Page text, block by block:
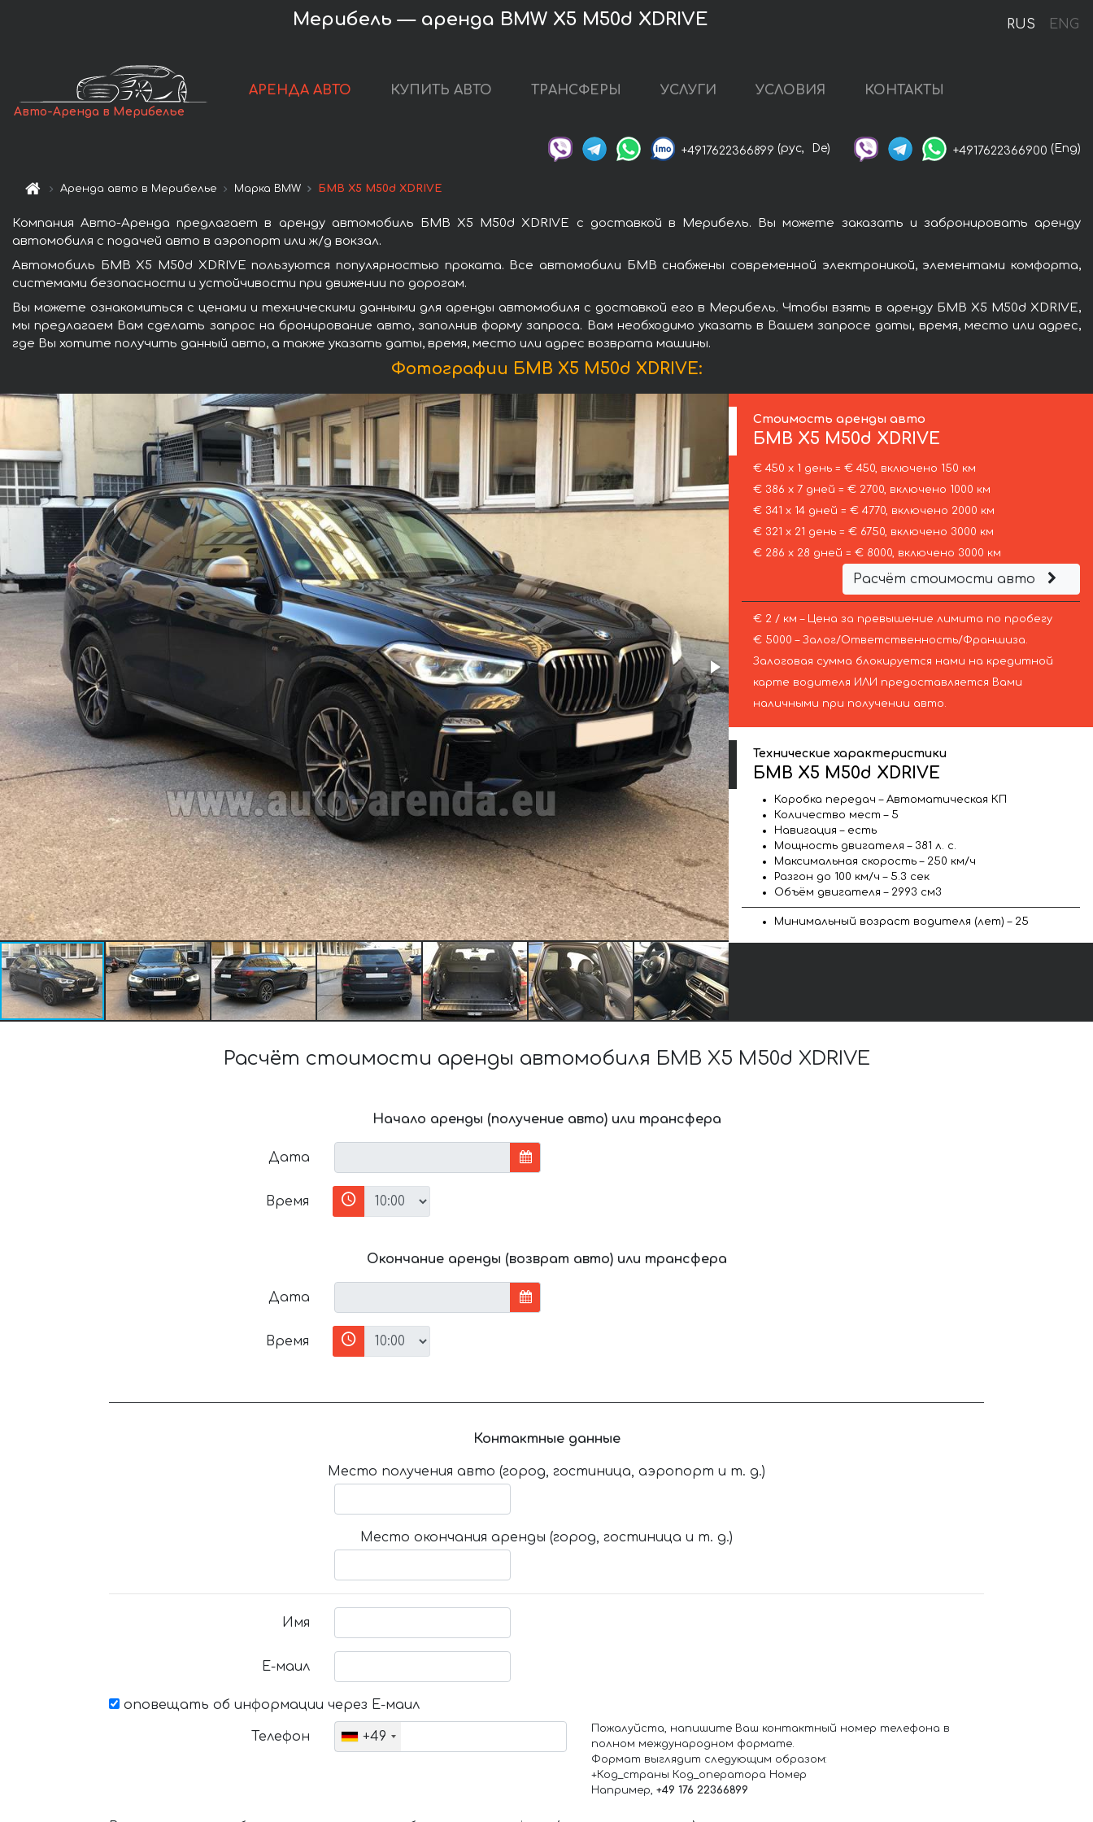
RUS ENG
Мерибель — аренда BMW X5 M50d XDRIVE
Авто-Аренда в Мерибелье
АРЕНДА АВТО КУПИТЬ АВТО ТРАНСФЕРЫ УСЛУГИ УСЛОВИЯ КОНТАКТЫ
+4917622366899 (рус, De) +4917622366900 (Eng)
Аренда авто в Мерибелье Марка BMW БМВ X5 M50d XDRIVE
Компания Авто-Аренда предлагает в аренду автомобиль БМВ X5 M50d XDRIVE с доставкой в Мерибель. Вы можете заказать и забронировать аренду
автомобиля с подачей авто в аэропорт или ж/д вокзал.
Автомобиль БМВ X5 M50d XDRIVE пользуются популярностью проката. Все автомобили БМВ снабжены современной электроникой, элементами комфорта,
системами безопасности и устойчивости при движении по дорогам.
Вы можете ознакомиться с ценами и техническими данными для аренды автомобиля с доставкой его в Мерибель. Чтобы взять в аренду БМВ X5 M50d XDRIVE,
мы предлагаем Вам сделать запрос на бронирование авто, заполнив форму запроса. Вам необходимо указать в Вашем запросе даты, время, место или адрес,
где Вы хотите получить данный авто, а также указать даты, время, место или адрес возврата машины.
Фотографии БМВ X5 M50d XDRIVE:
Стоимость аренды авто
БМВ X5 M50d XDRIVE
€ 450 х 1 день = € 450, включено 150 км
€ 386 х 7 дней = € 2700, включено 1000 км
€ 341 х 14 дней = € 4770, включено 2000 км
€ 321 х 21 день = € 6750, включено 3000 км
€ 286 х 28 дней = € 8000, включено 3000 км
Расчёт стоимости авто
€ 2 / км – Цена за превышение лимита по пробегу
€ 5000 – Залог/Ответственность/Франшиза.
Залоговая сумма блокируется нами на кредитной
карте водителя ИЛИ предоставляется Вами
наличными при получении авто.
Технические характеристики
БМВ X5 M50d XDRIVE
Коробка передач – Автоматическая КП
Количество мест – 5
Навигация – есть
Мощность двигателя – 381 л. с.
Максимальная скорость – 250 км/ч
Разгон до 100 км/ч – 5.3 сек
Объём двигателя – 2993 см3
Минимальный возраст водителя (лет) – 25
Расчёт стоимости аренды автомобиля БМВ X5 M50d XDRIVE
Начало аренды (получение авто) или трансфера
Дата
Время
Окончание аренды (возврат авто) или трансфера
Дата
Время
Контактные данные
Место получения авто (город, гостиница, аэропорт и т. д.)
Место окончания аренды (город, гостиница и т. д.)
Имя
Е-маил
оповещать об информации через Е-маил
Телефон +49
Пожалуйста, напишите Ваш контактный номер телефона в
полном международном формате.
Формат выглядит следующим образом:
+Код_страны Код_оператора Номер
Например, +49 176 22366899